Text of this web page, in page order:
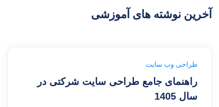
آخرین نوشته های آموزشی
طراحی وب سایت
راهنمای جامع طراحی سایت شرکتی در
سال 1405